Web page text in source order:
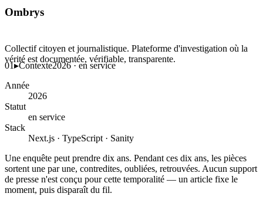
Ombrys
Collectif citoyen et journalistique. Plateforme d'investigation où la
vérité est documentée, vérifiable, transparente.
01▸Contexte2026 · en service
Année
2026
Statut
en service
Stack
Next.js · TypeScript · Sanity
Une enquête peut prendre dix ans. Pendant ces dix ans, les pièces
sortent une par une, contredites, oubliées, retrouvées. Aucun support
de presse n'est conçu pour cette temporalité — un article fixe le
moment, puis disparaît du fil.